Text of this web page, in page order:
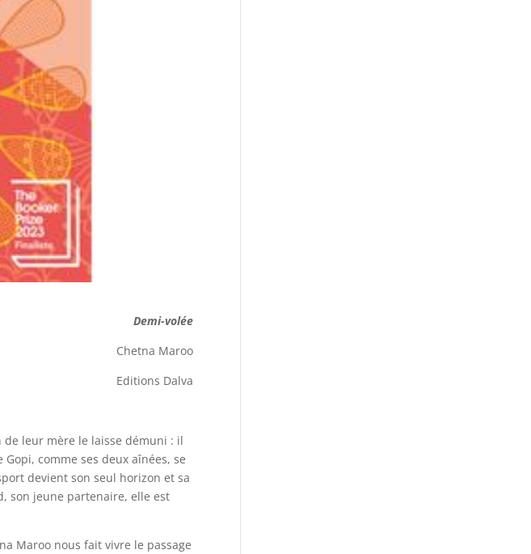
Demi-volée
Chetna Maroo
Editions Dalva
leur mère le laisse démuni : il
comme ses deux aînées, se
devient son seul horizon et sa
son jeune partenaire, elle est
Maroo nous fait vivre le passage